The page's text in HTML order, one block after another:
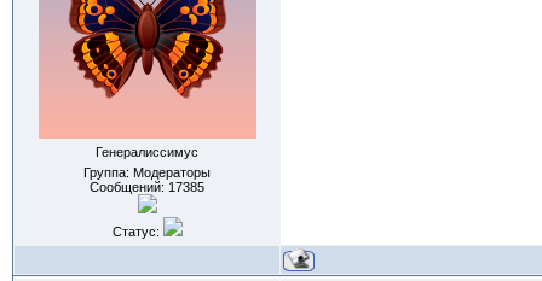
Генералиссимус
Группа: Модераторы
Сообщений: 17385
Статус: